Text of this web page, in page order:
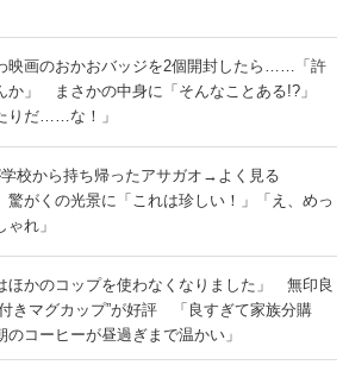
映画のおかおバッジを2個開封したら……「許
か」 まさかの中身に「そんなことある!?」
りだ……な！」
校から持ち帰ったアサガオ→よく見る
がくの光景に「これは珍しい！」「え、めっ
ゃれ」
ほかのコップを使わなくなりました」 無印良
きマグカップ”が好評 「良すぎて家族分購
のコーヒーが昼過ぎまで温かい」